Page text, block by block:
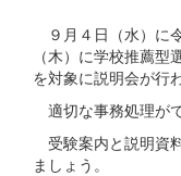
９月４日（水）に
（木）に学校推薦
を対象に説明会が行
適切な事務処理が
受験案内と説明資
ましょう。